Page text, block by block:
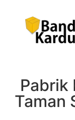
Pabrik
Taman